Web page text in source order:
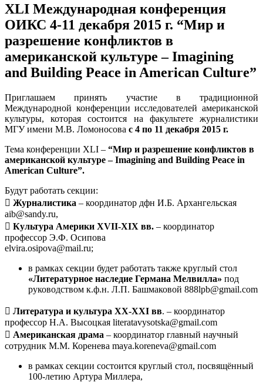
XLI Международная конференция
ОИКС 4-11 декабря 2015 г. “Мир и
разрешение конфликтов в
американской культуре – Imagining
and Building Peace in American Culture”
Приглашаем принять участие в традиционной
Международной конференции исследователей американской
культуры, которая состоится на факультете журналистики
МГУ имени М.В. Ломоносова с 4 по 11 декабря 2015 г.
Тема конференции XLI – “Мир и разрешение конфликтов в
американской культуре – Imagining and Building Peace in
American Culture”.
Будут работать секции:
 Журналистика – координатор дфн И.Б. Архангельская
aib@sandy.ru,
 Культура Америки XVII-XIX вв. – координатор
профессор Э.Ф. Осипова
elvira.osipova@mail.ru;
в рамках секции будет работать также круглый стол
«Литературное наследие Германа Мелвилла» под
руководством к.ф.н. Л.П. Башмаковой 888lpb@gmail.com
 Литература и культура XX-XXI вв. – координатор
профессор Н.А. Высоцкая literatavysotska@gmail.com
 Американская драма – координатор главный научный
сотрудник М.М. Коренева maya.koreneva@gmail.com
в рамках секции состоится круглый стол, посвящённый
100-летию Артура Миллера,